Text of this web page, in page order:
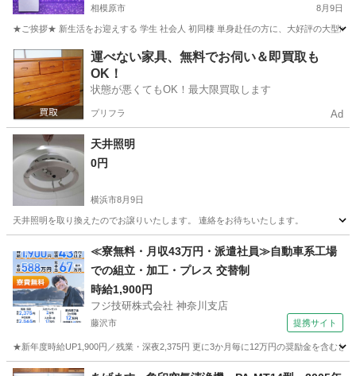
相模原市 8月9日
★ご挨拶★ 新生活をお迎えする 学生 社会人 初同棲 単身赴任の方に、大好評の大型冷
神奈川 相模原市 キッチン家電 商品
運べない家具、無料でお伺い＆即買取も
OK！
状態が悪くてもOK！最大限買取します
プリフラ Ad
天井照明
0円
横浜市8月9日
天井照明を取り換えたのでお譲りいたします。 連絡をお待ちいたします。
生活家電
≪寮無料・月収43万円・派遣社員≫自動車系工場
での組立・加工・プレス 交替制
時給1,900円
フジ技研株式会社 神奈川支店
藤沢市 提携サイト
★新年度時給UP1,900円／残業・深夜2,375円 更に3か月毎に12万円の奨励金を含む
神奈川 藤沢市 その他